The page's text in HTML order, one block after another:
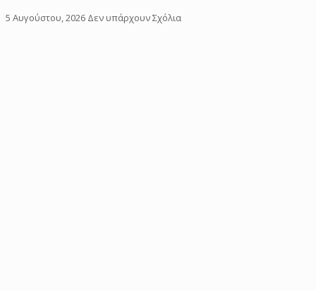
5 Αυγούστου, 2026 Δεν υπάρχουν Σχόλια